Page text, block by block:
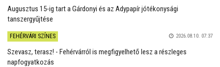
Augusztus 15-ig tart a Gárdonyi és az Adypapír jótékonysági
tanszergyűjtése
FEHÉRVÁRI SZÍNES 2026.08.10. 07:37
Szevasz, terasz! - Fehérvárról is megfigyelhető lesz a részleges
napfogyatkozás